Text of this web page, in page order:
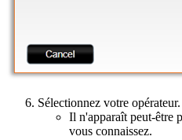
Sélectionnez votre opérateur.
Il n'apparaît peut-être
vous connaissez.